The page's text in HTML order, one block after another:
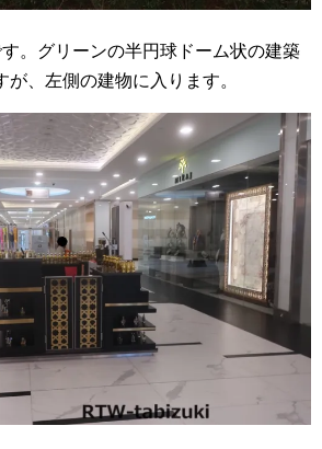
。グリーンの半円球ドーム状の建築
、左側の建物に入ります。